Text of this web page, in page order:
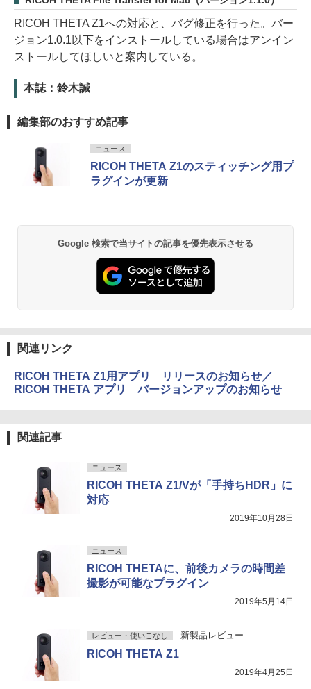
RICOH THETA Z1への対応と、バグ修正を行った。バー
ジョン1.0.1以下をインストールしている場合はアンイン
ストールしてほしいと案内している。
本誌：鈴木誠
編集部のおすすめ記事
ニュース
RICOH THETA Z1のスティッチング用プ
ラグインが更新
Google 検索で当サイトの記事を優先表示させる
関連リンク
RICOH THETA Z1用アプリ リリースのお知らせ／
RICOH THETA アプリ バージョンアップのお知らせ
関連記事
ニュース
RICOH THETA Z1/Vが「手持ちHDR」に
対応
2019年10月28日
ニュース
RICOH THETAに、前後カメラの時間差
撮影が可能なプラグイン
2019年5月14日
レビュー・使いこなし 新製品レビュー
RICOH THETA Z1
2019年4月25日